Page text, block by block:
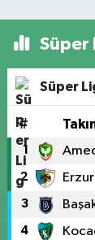
Süper
Süper
#
1
2
3
4